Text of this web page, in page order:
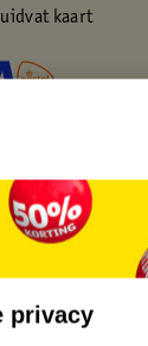
kaart
privacy